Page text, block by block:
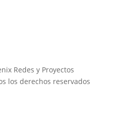
Redes y Proyectos
los derechos reservados